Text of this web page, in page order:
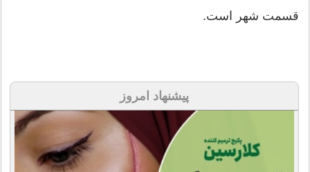
قسمت شهر است.
پیشنهاد امروز